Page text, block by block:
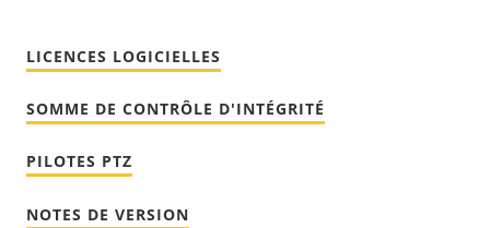
LICENCES LOGICIELLES
SOMME DE CONTRÔLE D'INTÉGRITÉ
PILOTES PTZ
NOTES DE VERSION